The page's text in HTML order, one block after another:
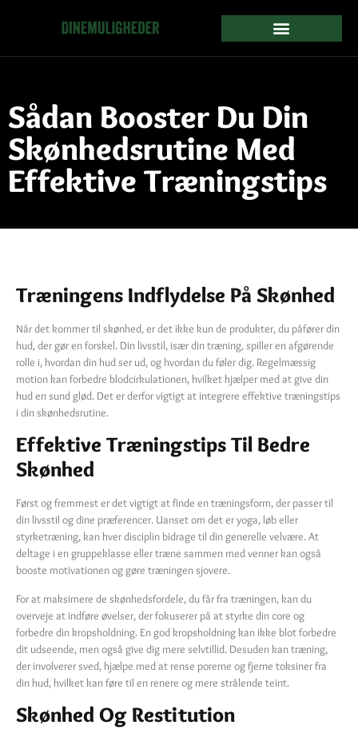
Sådan Booster Du Din
Skønhedsrutine Med
Effektive Træningstips
Træningens Indflydelse På Skønhed
Når det kommer til skønhed, er det ikke kun de produkter, du påfører din
hud, der gør en forskel. Din livsstil, især din træning, spiller en afgørende
rolle i, hvordan din hud ser ud, og hvordan du føler dig. Regelmæssig
motion kan forbedre blodcirkulationen, hvilket hjælper med at give din
hud en sund glød. Det er derfor vigtigt at integrere effektive træningstips
i din skønhedsrutine.
Effektive Træningstips Til Bedre
Skønhed
Først og fremmest er det vigtigt at finde en træningsform, der passer til
din livsstil og dine præferencer. Uanset om det er yoga, løb eller
styrketræning, kan hver disciplin bidrage til din generelle velvære. At
deltage i en gruppeklasse eller træne sammen med venner kan også
booste motivationen og gøre træningen sjovere.
For at maksimere de skønhedsfordele, du får fra træningen, kan du
overveje at indføre øvelser, der fokuserer på at styrke din core og
forbedre din kropsholdning. En god kropsholdning kan ikke blot forbedre
dit udseende, men også give dig mere selvtillid. Desuden kan træning,
der involverer sved, hjælpe med at rense porerne og fjerne toksiner fra
din hud, hvilket kan føre til en renere og mere strålende teint.
Skønhed Og Restitution